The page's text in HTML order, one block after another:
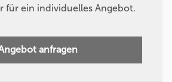
für ein individuelles Angebot.
anfragen